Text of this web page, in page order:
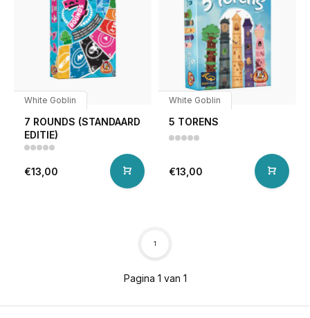
White Goblin
7 ROUNDS (STANDAARD
EDITIE)
€13,00
White Goblin
5 TORENS
€13,00
Pagina 1 van 1
1